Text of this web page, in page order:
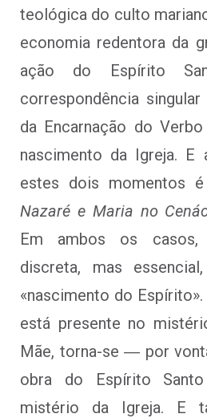
teológica do culto
economia redentora da
ação do Espírito
correspondência
da Encarnação do
nascimento da Igreja. E
estes dois momentos é
Nazaré e Maria no
Em ambos os
discreta, mas
«nascimento do
está presente no
Mãe, torna-se ― por
obra do Espírito
mistério da Igreja. E